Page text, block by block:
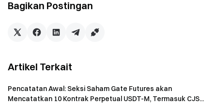
Gerbang menuju Kripto
aman, cepat dan mudah
Undang temandan dapatkan komisi 40%
Kunjungi situs web resmi Gate
Bagikan Postingan
Artikel Terkait
Pencatatan Awal: Seksi Saham Gate Futures akan
Mencatatkan 10 Kontrak Perpetual USDT-M, Termasuk CJS...